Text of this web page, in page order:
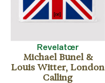
Revelatœr
Michael Bunel &
Louis Witter, London
Calling